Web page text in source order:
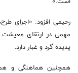
رحیمی افزود: «اجرای
مهمی در ارتقای معیشت
پدیده گرد و غبار دارد.
همچنین هماهنگی و